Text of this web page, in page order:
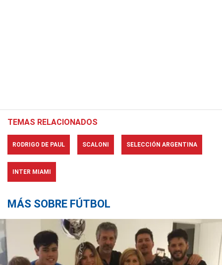
TEMAS RELACIONADOS
RODRIGO DE PAUL SCALONI SELECCIÓN ARGENTINA
INTER MIAMI
MÁS SOBRE FÚTBOL